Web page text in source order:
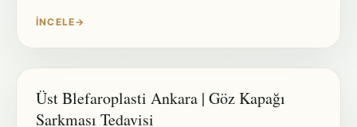
İNCELE→
Üst Blefaroplasti Ankara | Göz Kapağı
Sarkması Tedavisi